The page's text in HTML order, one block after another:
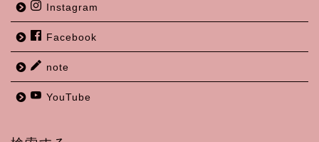
Instagram
Facebook
note
YouTube